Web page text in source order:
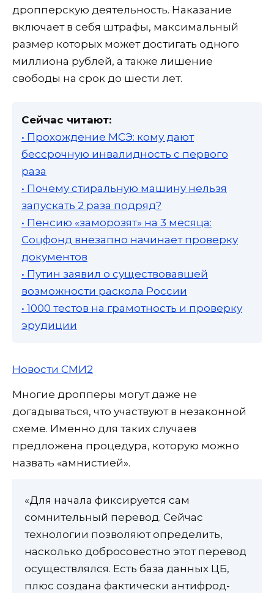
дропперскую деятельность. Наказание
включает в себя штрафы, максимальный
размер которых может достигать одного
миллиона рублей, а также лишение
свободы на срок до шести лет.
Сейчас читают:
• Прохождение МСЭ: кому дают
бессрочную инвалидность с первого
раза
• Почему стиральную машину нельзя
запускать 2 раза подряд?
• Пенсию «заморозят» на 3 месяца:
Соцфонд внезапно начинает проверку
документов
• Путин заявил о существовавшей
возможности раскола России
• 1000 тестов на грамотность и проверку
эрудиции
Новости СМИ2
Многие дропперы могут даже не
догадываться, что участвуют в незаконной
схеме. Именно для таких случаев
предложена процедура, которую можно
назвать «амнистией».
«Для начала фиксируется сам
сомнительный перевод. Сейчас
технологии позволяют определить,
насколько добросовестно этот перевод
осуществлялся. Есть база данных ЦБ,
плюс создана фактически антифрод-